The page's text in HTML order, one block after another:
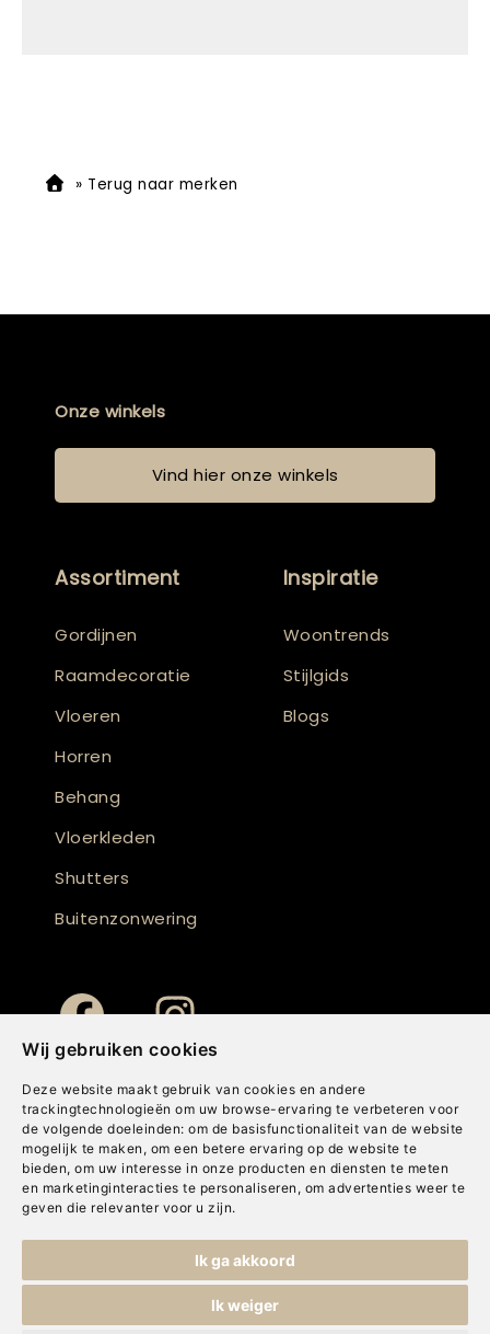
Wij gebruiken cookies
Deze website maakt gebruik van cookies en andere
trackingtechnologieën om uw browse-ervaring te verbeteren voor
de volgende doeleinden: om de basisfunctionaliteit van de website
mogelijk te maken , om een betere ervaring op de website te
bieden, om uw interesse in onze producten en diensten te meten
en marketinginteracties te personaliseren , om advertenties weer te
geven die relevanter voor u zijn.
Ik ga akkoord
Ik weiger
» Terug naar merken
Onze winkels
Vind hier onze winkels
Assortiment
Gordijnen
Raamdecoratie
Vloeren
Horren
Behang
Vloerkleden
Shutters
Buitenzonwering
Inspiratie
Woontrends
Stijlgids
Blogs
Cookies